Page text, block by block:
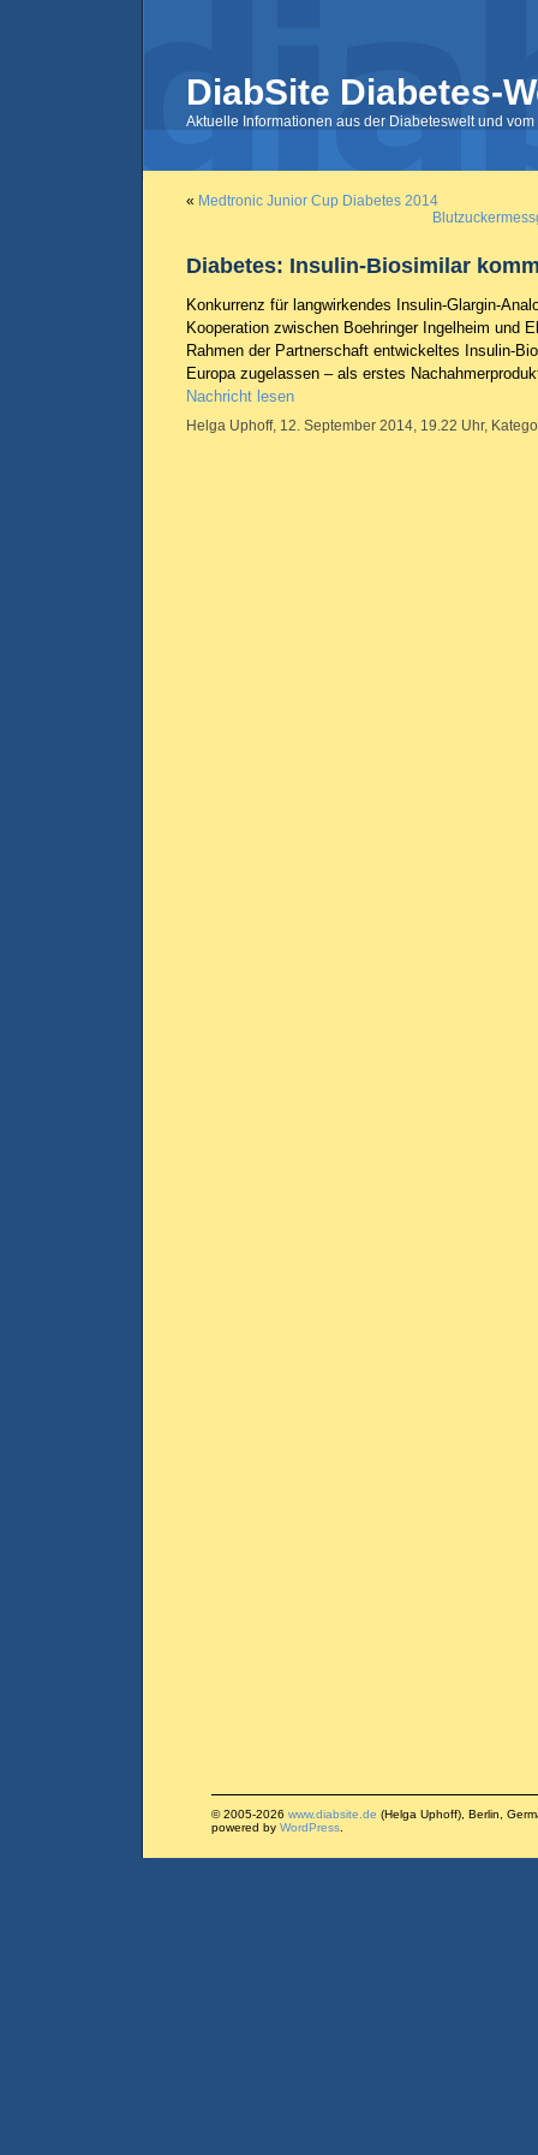
DiabSite Diabetes-
Aktuelle Informationen aus der Diabeteswelt und
« Medtronic Junior Cup Diabetes 2014
Diabetes: Insulin-Biosimilar
Konkurrenz für langwirkendes Insulin-Glargin-
Kooperation zwischen Boehringer Ingelheim und
Rahmen der Partnerschaft entwickeltes Insulin-
Europa zugelassen – als erstes
Nachricht lesen
Helga Uphoff, 12. September 2014, 19.22 Uhr,
© 2005-2026 www.diabsite.de (Helga Uphoff), Berlin,
powered by WordPress.